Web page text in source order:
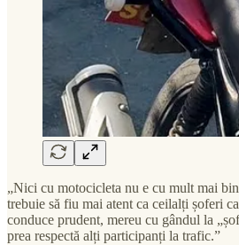
„Nici cu motocicleta nu e cu mult mai
trebuie să fiu mai atent ca ceilalți șoferi
conduce prudent, mereu cu gândul la
prea respectă alți participanți la trafic.”